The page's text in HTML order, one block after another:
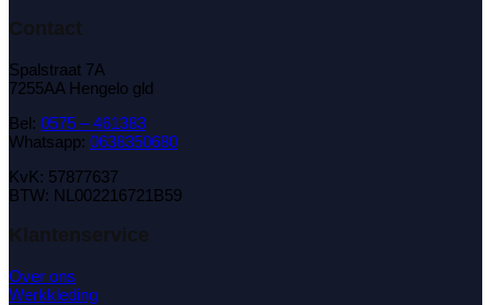
Contact
Spalstraat 7A
7255AA Hengelo gld
Bel: 0575 – 461383
Whatsapp: 0638350680
KvK: 57877637
BTW: NL002216721B59
Klantenservice
Over ons
Werkkleding